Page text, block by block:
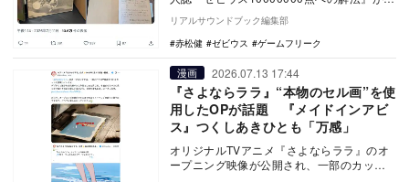
Xで話題を呼んでいる。 レトロゲーム…
リアルサウンドブック編集部
赤松健
ゼビウス ゲームフリーク
漫画 2026.07.13 17:44
『さよならララ』“本物のセル画”を使
用したOPが話題 『メイドインアビ
ス』つくしあきひとも「万感」
オリジナルTVアニメ『さよならララ』のオ
ープニング映像が公開され、一部のカット